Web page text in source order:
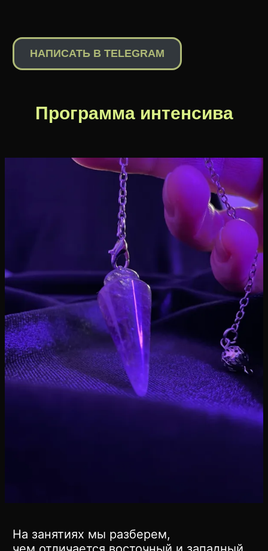
НАПИСАТЬ В TELEGRAM
Программа интенсива
На занятиях мы разберем,